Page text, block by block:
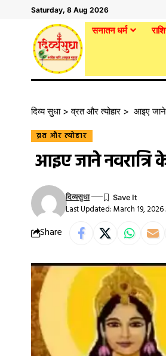
Saturday, 8 Aug 2026
सनातन धर्म
दिव्य सुधा>व्रत और त्योहार > आइए जाने
व्रत और त्योहार
आइए जाने
Last Updated: March 19, 2026
दिव्यसुधा
Share